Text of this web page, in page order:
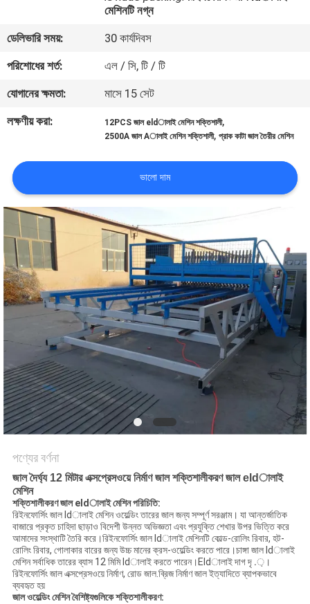
মান
নিয়ন্ত্রণ
যোগাযোগ
উদ্ধৃতির
জন্য
আবেদন
সাইট
ম্যাপ
PRIVACY
POLICY
মেশিনটি নগ্ন
ডেলিভারি সময়:
30 কার্যদিবস
পরিশোধের শর্ত:
এল / সি, টি / টি
যোগানের ক্ষমতা:
মাসে 15 সেট
লক্ষণীয় করা:
12PCS জাল eldালাই মেশিন শক্তিশালী,
2500A জাল Aালাই মেশিন শক্তিশালী,প্রাক কাটা জাল তৈরীর মেশিন
ভালো দাম
পণ্যের বর্ণনা
জাল দৈর্ঘ্য 12 মিটার এক্সপ্রেসওয়ে নির্মাণ জাল শক্তিশালীকরণ জাল eldালাই
মেশিন
শক্তিশালীকরণ জাল eldালাই মেশিন পরিচিতি:
রিইনফোর্সিং জাল ldালাই মেশিন ওয়েল্ডিং তারের জাল জন্য সম্পূর্ণ সরঞ্জাম। যা আন্তর্জাতিক
বাজারে প্রকৃত চাহিদা ছাড়াও বিদেশী উন্নত অভিজ্ঞতা এবং প্রযুক্তি শেখার উপর ভিত্তি করে
আমাদের সংস্থাটি তৈরি করে।রিইনফোর্সিং জাল ldালাই মেশিনটি কোল্ড-রোলিং রিবার, হট-
রোলিং রিবার, গোলাকার বারের জন্য উচ্চ মানের ক্রস-ওয়েল্ডিং করতে পারে।চাঙ্গা জাল ldালাই
মেশিন সর্বাধিক তারের ব্যাস 12 মিমি ldালাই করতে পারেন।Eldালাই দাগ দৃ .়।
রিইনফোর্সিং জাল এক্সপ্রেসওয়ে নির্মাণ, রোড জাল.ব্রিজ নির্মাণ জাল ইত্যাদিতে ব্যাপকভাবে
ব্যবহৃত হয়
জাল ওয়েল্ডিং মেশিন বৈশিষ্ট্যগুলিকে শক্তিশালীকরণ: